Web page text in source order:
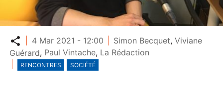
Partager
4 Mar 2021 - 12:00 Simon Becquet, Viviane
Guérard, Paul Vintache, La Rédaction
RENCONTRES SOCIÉTÉ